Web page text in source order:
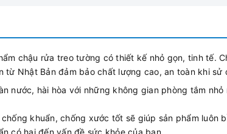
chậu rửa treo tường có thiết kế nhỏ gọn, tinh tế.
Nhật Bản đảm bảo chất lượng cao, an toàn khi sử
nước, hài hòa với những không gian phòng tắm nhỏ
khuẩn, chống xước tốt sẽ giúp sản phẩm luôn
có hại đến vấn đề sức khỏe của bạn.